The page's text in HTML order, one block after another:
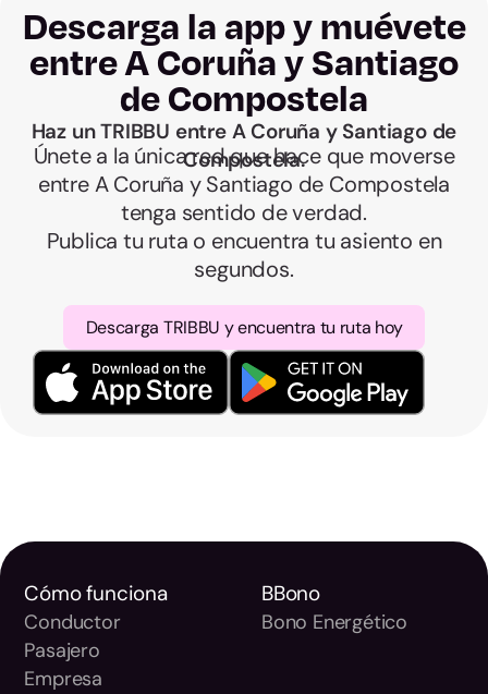
Descarga la app y muévete
entre A Coruña y Santiago
de Compostela
Haz un TRIBBU entre A Coruña y Santiago de
Compostela.
Únete a la única red que hace que moverse
entre A Coruña y Santiago de Compostela
tenga sentido de verdad.
Publica tu ruta o encuentra tu asiento en
segundos.
Descarga TRIBBU y encuentra tu ruta hoy
Cómo funciona
Conductor
Pasajero
Empresa
BBono
Bono Energético